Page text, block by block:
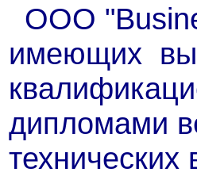
ООО
имеющих
дипломами